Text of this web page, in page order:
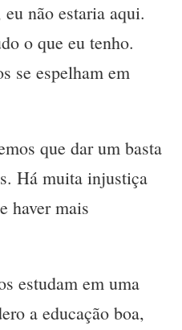
não estaria aqui.
o que eu tenho.
se espelham em
que dar um basta
Há muita injustiça
haver mais
estudam em uma
a educação boa,